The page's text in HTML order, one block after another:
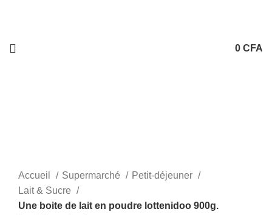
0 CFA
Accueil
Supermarché
Petit-déjeuner
Lait & Sucre
Une boite de lait en poudre lottenidoo 900g.